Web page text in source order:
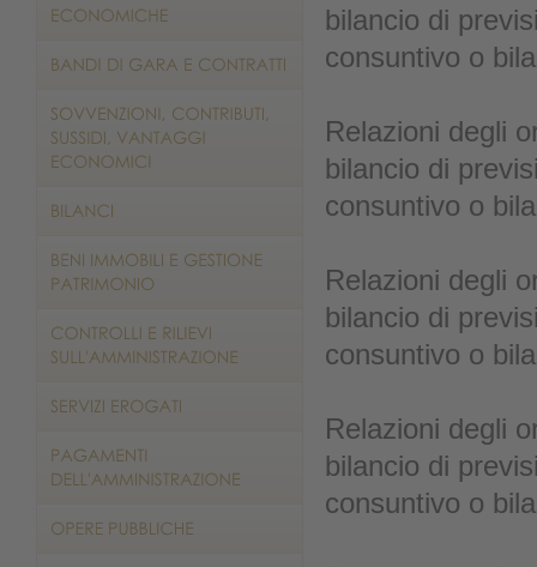
bilancio di
consuntivo o
Relazioni degli
bilancio di
consuntivo o
Relazioni degli
bilancio di
consuntivo o
Relazioni degli
bilancio di
consuntivo o